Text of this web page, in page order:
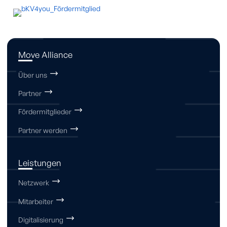
Move Alliance
Über uns
Partner
Fördermitglieder
Partner werden
Leistungen
Netzwerk
Mitarbeiter
Digitalisierung